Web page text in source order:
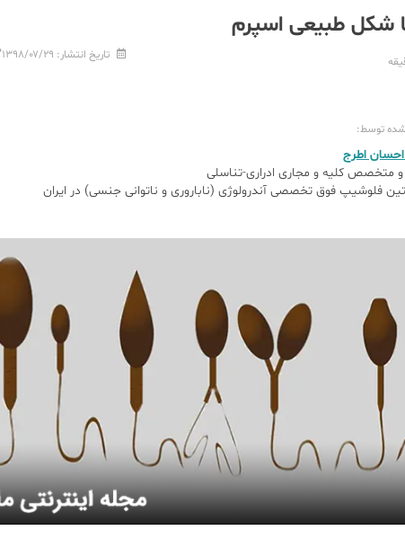
شکل طبیعی اسپرم
تاریخ انتشار: ۱۳۹۸/۰۷/۲۹
شده توسط:
اطرج
متخصص کلیه و مجاری ادراری-تناسلی
فلوشیپ فوق تخصصی آندرولوژی (ناباروری و ناتوانی جنسی) در ایران